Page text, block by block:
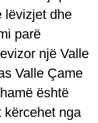
lëvizjet dhe
parë
një Valle
Valle Çame
është
kërcehet nga